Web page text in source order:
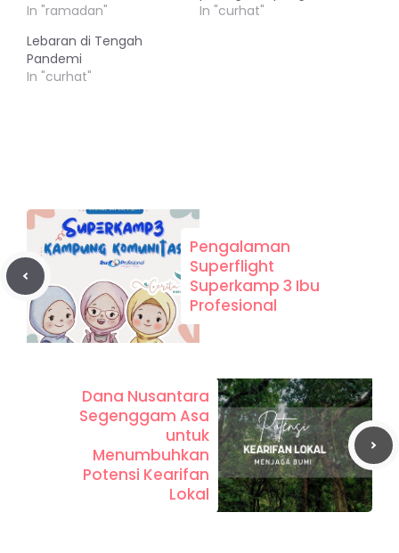
In "ramadan"
In "curhat"
Lebaran di Tengah
Pandemi
In "curhat"
Pengalaman
Superflight
Superkamp 3 Ibu
Profesional
Dana Nusantara
Segenggam Asa
untuk
Menumbuhkan
Potensi Kearifan
Lokal